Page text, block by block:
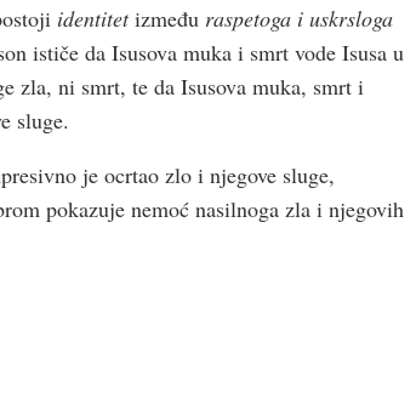
identitetizmeđu raspetoga i uskrsloga
ističe da Isusova muka i smrt vode Isusa u
zla, ni smrt, te da Isusova muka, smrt i
sluge.
je ocrtao zlo i njegove sluge,
pokazuje nemoć nasilnoga zla i njegovih